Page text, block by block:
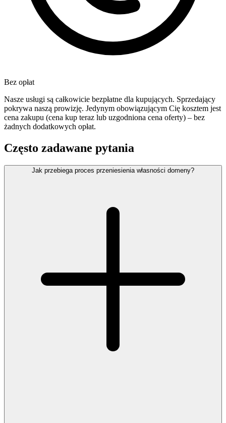
Bez opłat
Nasze usługi są całkowicie bezpłatne dla kupujących. Sprzedający
pokrywa naszą prowizję. Jedynym obowiązującym Cię kosztem jest
cena zakupu (cena kup teraz lub uzgodniona cena oferty) – bez
żadnych dodatkowych opłat.
Często zadawane pytania
Jak przebiega proces przeniesienia własności domeny?